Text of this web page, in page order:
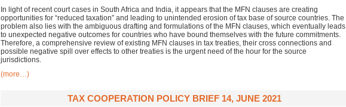
In light of recent court cases in South Africa and India, it appears that the MFN clauses are creating
opportunities for “reduced taxation” and leading to unintended erosion of tax base of source countries. The
problem also lies with the ambiguous drafting and formulations of the MFN clauses, which eventually leads
to unexpected negative outcomes for countries who have bound themselves with the future commitments.
Therefore, a comprehensive review of existing MFN clauses in tax treaties, their cross connections and
possible negative spill over effects to other treaties is the urgent need of the hour for the source
jurisdictions.
(more…)
TAX COOPERATION POLICY BRIEF 14, JUNE 2021